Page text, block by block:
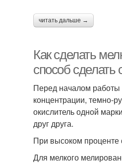
читать дальше →
Как сделать
способ
Перед началом работы
концентрации, темно-
окислитель одной
друг друга.
При высоком проценте
Для мелкого